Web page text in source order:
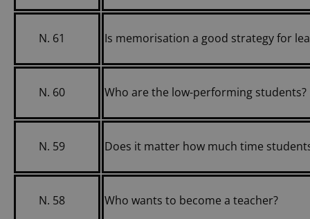
N. 61 Is memorisation a good strategy for
N. 60 Who are the low-performing students?
N. 59 Does it matter how much time
N. 58 Who wants to become a teacher?